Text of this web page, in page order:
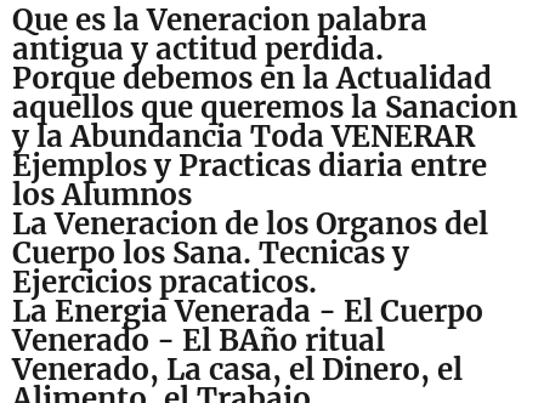
Que es la Veneracion palabra
antigua y actitud perdida.
Porque debemos en la Actualidad
aquellos que queremos la Sanacion
y la Abundancia Toda VENERAR
Ejemplos y Practicas diaria entre
los Alumnos
La Veneracion de los Organos del
Cuerpo los Sana. Tecnicas y
Ejercicios pracaticos.
La Energia Venerada - El Cuerpo
Venerado - El BAño ritual
Venerado, La casa, el Dinero, el